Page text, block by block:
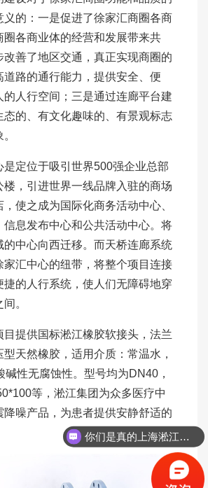
义的：一是促进了徐家汇商圈各商
圈各商业体的经营和发展带来共
改善了地区交通，真正实现商圈的
道路的通行能力，提供安全、便
的人行空间；三是通过连廊平台建
态的、有文化趣味的、有景观标志
是定位于吸引世界500强企业总部
楼，引进世界一线品牌入驻的商场
使之成为国际化商务活动中心、
信息发布中心和公共活动中心。将
的中心向西迁移。而天桥连廊系统
家汇中心的纽带，将整个项目连接
捷的人行系统，使人们无障碍地穿
。
目提供国标淞江橡胶软接头，法兰
天然橡胶，适用介质：常温水，
碱性无腐蚀性。型号均为DN40，
等，淞江集团为众多医疗中
降噪产品，为患者提供安静舒适的
你们是真的上海淞江吗？